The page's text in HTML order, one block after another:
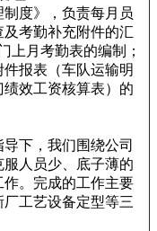
度》，负责每月员
考勤补充附件的汇
上月考勤表的编制；
报表（车队运输明
效工资核算表）的
下，我们围绕公司
人员少、底子薄的
。完成的工作主要
工艺设备定型等三